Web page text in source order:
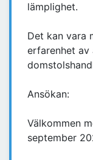
lämplighet.
Det kan vara
erfarenhet av
Ansökan:
Välkommen
september